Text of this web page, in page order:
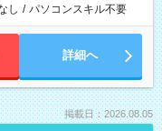
し / パソコンスキル不要
詳細へ
掲載日：2026.08.05